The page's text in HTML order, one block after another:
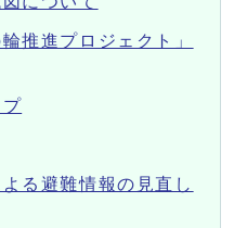
推進プロジェクト」
る避難情報の見直し